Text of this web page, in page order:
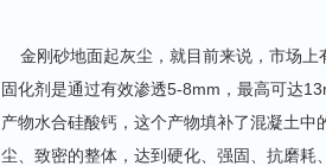
金刚砂地面起灰尘，就目前来说，市场上
固化剂是通过有效渗透5-8mm，最高可达
产物水合硅酸钙，这个产物填补了混凝土
尘、致密的整体，达到硬化、强固、抗磨耗